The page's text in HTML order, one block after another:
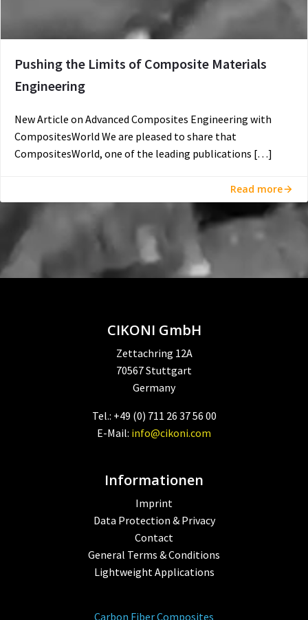
Pushing the Limits of Composite Materials
Engineering
New Article on Advanced Composites Engineering with
CompositesWorld We are pleased to share that
CompositesWorld, one of the leading publications […]
Read more
CIKONI GmbH
Zettachring 12A
70567 Stuttgart
Germany
Tel.: +49 (0) 711 26 37 56 00
E-Mail: info@cikoni.com
Informationen
Imprint
Data Protection & Privacy
Contact
General Terms & Conditions
Lightweight Applications
Carbon Fiber Composites